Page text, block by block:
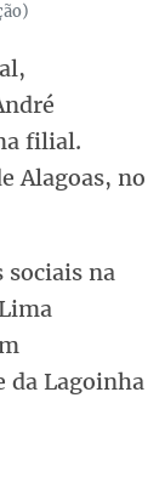
filial.
Alagoas, no
sociais na
da Lagoinha